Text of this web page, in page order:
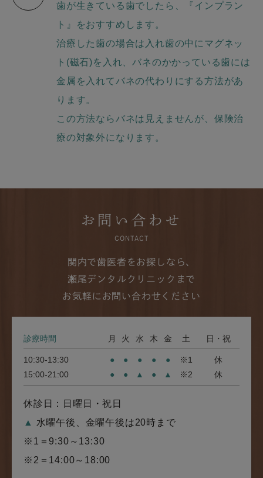
歯が生きている歯でしたら、『インプラン
ト』をおすすめします。
治療した歯の場合は入れ歯の中にマグネッ
ト(磁石)を入れ、バネのかかっている歯には
金属を入れてバネの代わりにする方法があ
ります。
この方法ならバネは見えませんが、保険治
療の対象外になります。
お問い合わせ
CONTACT
関内で歯医者をお探しなら、
瀬尾デンタルクリニックまで
お気軽にお問い合わせください
診療時間 月 火 水 木 金 土 日・祝
10:30-13:30 ● ● ● ● ● ※1
休
15:00-21:00
● ● ▲ ● ▲ ※2 休
休診日：日曜日・祝日
▲
水曜午後、金曜午後は20時まで
※1＝9:30～13:30
※2＝14:00～18:00